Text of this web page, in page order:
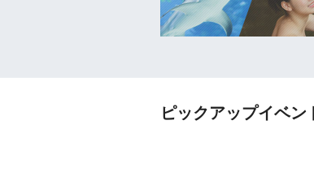
ピックアップイベン